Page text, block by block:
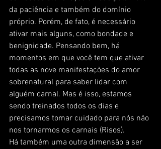
da paciência e também do domínio
próprio. Porém, de fato, é necessário
ativar mais alguns, como bondade e
benignidade. Pensando bem, há
momentos em que você tem que ativar
todas as nove manifestações do amor
sobrenatural para saber lidar com
alguém carnal. Mas é isso, estamos
sendo treinados todos os dias e
precisamos tomar cuidado para nós não
nos tornarmos os carnais (Risos).
Há também uma outra dimensão a ser